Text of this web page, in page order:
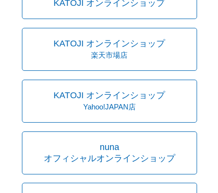
KATOJI オンラインショップ
KATOJI オンラインショップ
楽天市場店
KATOJI オンラインショップ
Yahoo!JAPAN店
nuna
オフィシャルオンラインショップ